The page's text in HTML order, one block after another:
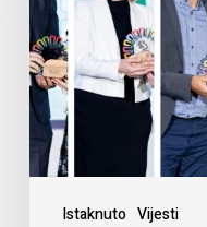
Istaknuto Vijesti